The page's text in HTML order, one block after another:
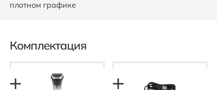
плотном графике
Комплектация